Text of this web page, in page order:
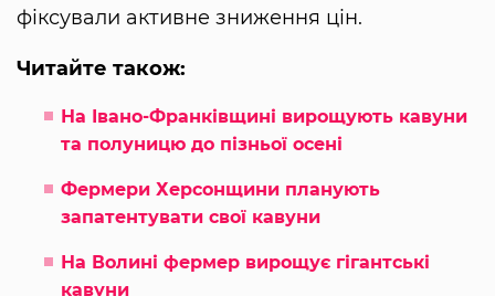
фіксували активне зниження цін.
Читайте також:
На Івано-Франківщині вирощують кавуни
та полуницю до пізньої осені
Фермери Херсонщини планують
запатентувати свої кавуни
На Волині фермер вирощує гігантські
кавуни